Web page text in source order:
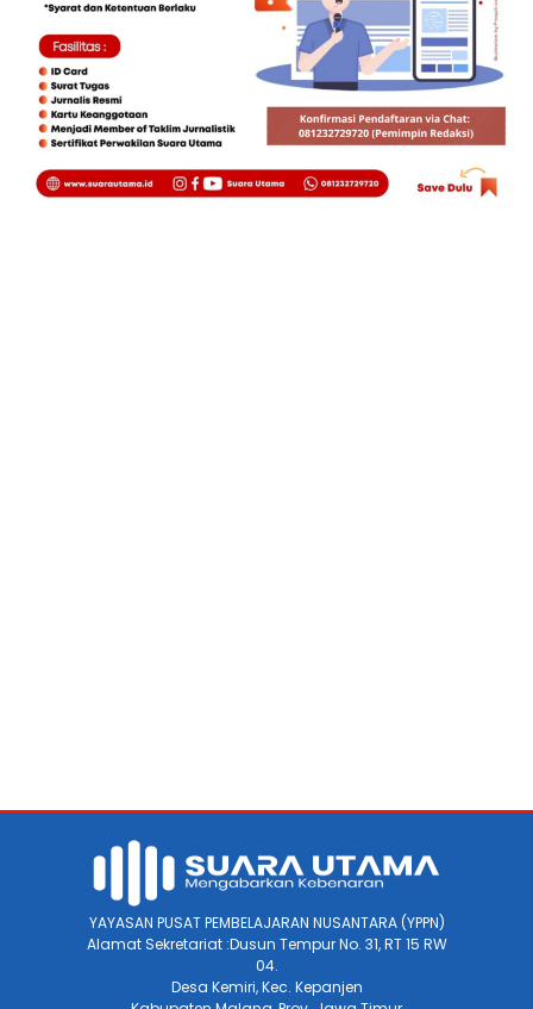
YAYASAN PUSAT PEMBELAJARAN NUSANTARA (YPPN)
Alamat Sekretariat :Dusun Tempur No. 31, RT 15 RW
04.
Desa Kemiri, Kec. Kepanjen